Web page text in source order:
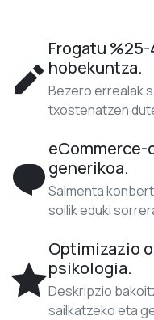
Frogatu
hobekuntza.
Bezero errealak
txostenatzen
eCommerce-
generikoa.
Salmenta
soilik eduki
Optimizazio
psikologia.
Deskripzio
sailkatzeko eta